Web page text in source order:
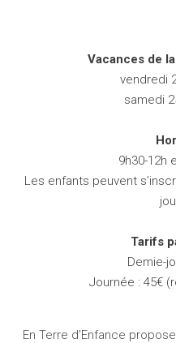
Vacances de
vendredi
samedi
9h30-12h
Les enfants peuvent
Tarifs
Demie-
Journée : 45€
En Terre d’Enfance